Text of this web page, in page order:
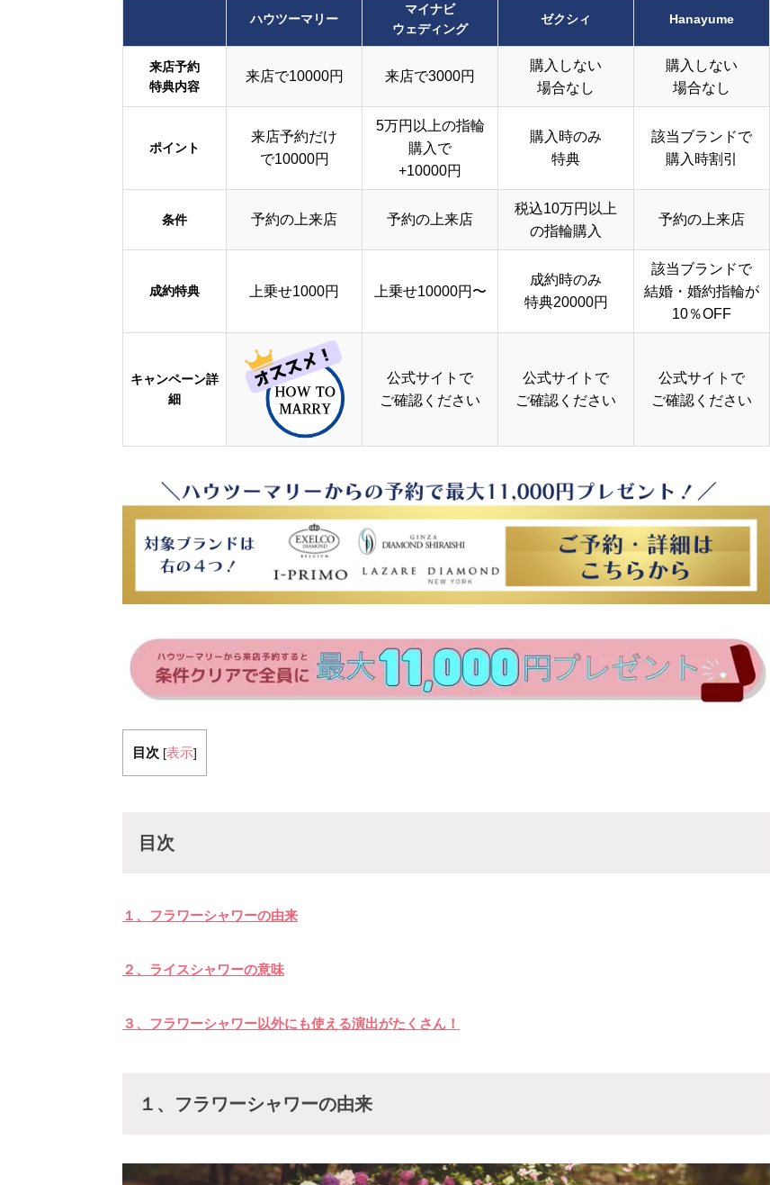
ハウツーマリー
マイナビ
ウェディング
ゼクシィ Hanayume
来店予約
特典内容
来店で10000円 来店で3000円
購入しない
場合なし
購入しない
場合なし
ポイント
来店予約だけ
で10000円
5万円以上の指輪
購入で
+10000円
購入時のみ
特典
該当ブランドで
購入時割引
条件 予約の上来店 予約の上来店
税込10万円以上
の指輪購入
予約の上来店
成約特典 上乗せ1000円 上乗せ10000円〜
成約時のみ
特典20000円
該当ブランドで
結婚・婚約指輪が
10％OFF
キャンペーン詳
細
公式サイトで
ご確認ください
公式サイトで
ご確認ください
公式サイトで
ご確認ください
目次 [表示]
目次
１、フラワーシャワーの由来
２、ライスシャワーの意味
３、フラワーシャワー以外にも使える演出がたくさん！
１、フラワーシャワーの由来